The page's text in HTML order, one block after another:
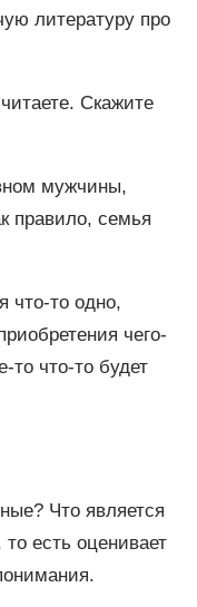
литературу про
Скажите
мужчины,
правило, семья
что-то одно,
чего-
то что-то будет
Что является
есть оценивает